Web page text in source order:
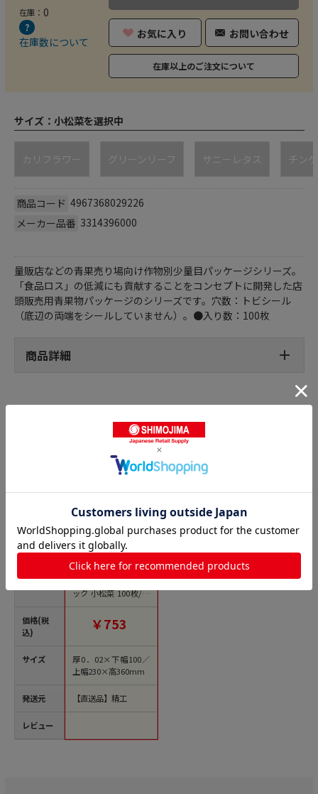
在庫： 0
在庫数について
お気に入り お問い合わせ
在庫以上のご注文について
サイズ： 小松菜を選択中
カリフラワー グリーンリーフ サニーレタス チン
商品コード 4967368029226
メーカー品番 3314396000
量販店などの青果売り場向け作物別少量目パッケージシリーズ。
「食品ロス」の低減にも貢献することをコンセプトに開発した店
頭販売用青果物パッケージのシリーズです。穴数：トビシール
（底辺の両端をシールしていません）。●入り数：100枚
商品詳細
ボードンパック 柄入の人気商品との比較
価格(税
込)
サイズ
発送元
レビュー
精工 ボードンパッ
ク たべきり少量パ
ック 小松菜 100枚/袋
（ご注文単位50袋）
【直送品】￥753
厚0．02×下幅100／
上幅230×高360mm
【直送品】精工